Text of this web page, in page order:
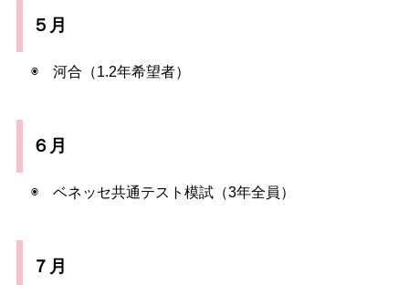
５月
◉ 河合（1.2年希望者）
６月
◉ ベネッセ共通テスト模試（3年全員）
７月